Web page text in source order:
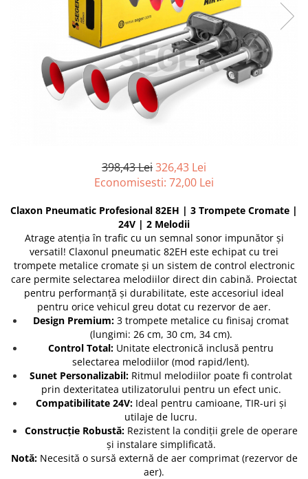
compresoare
Cricuri Auto Hidraulice
Pneumatice si Trapezoidale
Cricuri hidraulice
Cricuri pneumatice
Cricuri trapezoidale
Macarale și vinciuri
Pistol de Lipit
Polizoare
Pompe Combustibil
Prelungitoare
Protectia muncii
Scule Pneumatice
Slefuitoare
Suport auto
Suport motocicleta
Surubelnite
Tunuri de caldura si aeroteme
Motocositoare si Motosape
Nivela laser
Pistol de vopsit
umidificatoare
398,43 Lei326,43 Lei
Economisesti: 72,00 Lei
Claxon Pneumatic Profesional 82EH | 3 Trompete Cromate |
24V | 2 Melodii
Atrage atenția în trafic cu un semnal sonor impunător și
versatil! Claxonul pneumatic 82EH este echipat cu trei
trompete metalice cromate și un sistem de control electronic
care permite selectarea melodiilor direct din cabină. Proiectat
pentru performanță și durabilitate, este accesoriul ideal
pentru orice vehicul greu dotat cu rezervor de aer.
Design Premium: 3 trompete metalice cu finisaj cromat
(lungimi: 26 cm, 30 cm, 34 cm).
Control Total: Unitate electronică inclusă pentru
selectarea melodiilor (mod rapid/lent).
Sunet Personalizabil: Ritmul melodiilor poate fi controlat
prin dexteritatea utilizatorului pentru un efect unic.
Compatibilitate 24V:Ideal pentru camioane, TIR-uri și
utilaje de lucru.
Construcție Robustă:Rezistent la condiții grele de operare
și instalare simplificată.
Notă:Necesită o sursă externă de aer comprimat (rezervor de
aer).